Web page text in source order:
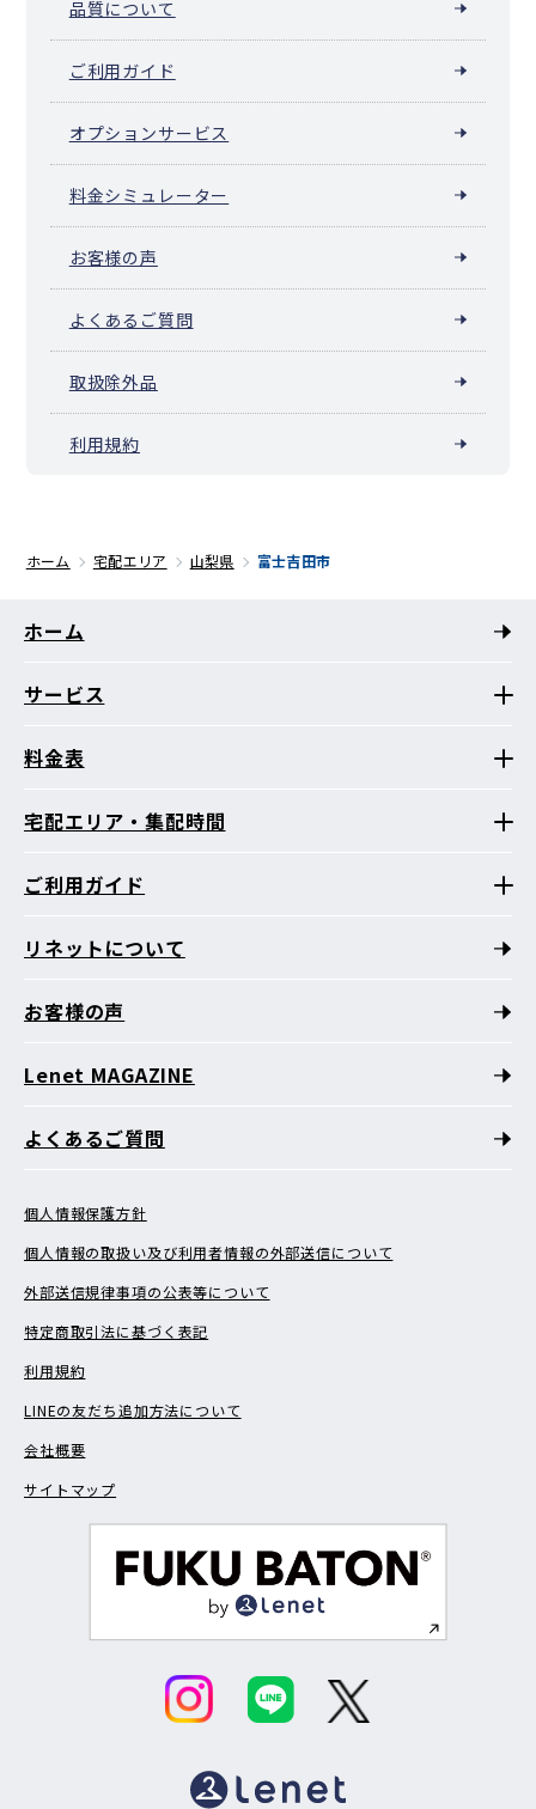
品質について
ご利用ガイド
オプションサービス
料金シミュレーター
お客様の声
よくあるご質問
取扱除外品
利用規約
ホーム 宅配エリア 山梨県 富士吉田市
ホーム
サービス
料金表
宅配エリア・集配時間
ご利用ガイド
リネットについて
お客様の声
Lenet MAGAZINE
よくあるご質問
個人情報保護方針
個人情報の取扱い及び利用者情報の外部送信について
外部送信規律事項の公表等について
特定商取引法に基づく表記
利用規約
LINEの友だち追加方法について
会社概要
サイトマップ